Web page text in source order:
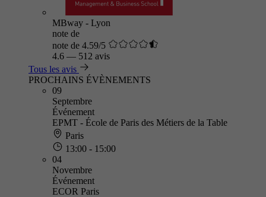
MBway - Lyon
note de
note de 4.59/5
4.6 — 512 avis
Tous les avis
PROCHAINS ÉVÈNEMENTS
09
Septembre
Événement
EPMT - École de Paris des Métiers de la Table
Paris
13:00 - 15:00
04
Novembre
Événement
ECOR Paris